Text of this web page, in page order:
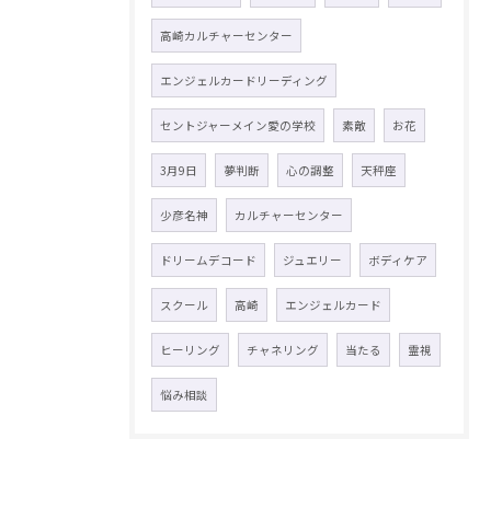
高崎カルチャーセンター
エンジェルカードリーディング
セントジャーメイン愛の学校 素敵 お花
3月9日 夢判断 心の調整 天秤座
少彦名神 カルチャーセンター
ドリームデコード ジュエリー ボディケア
スクール 高崎 エンジェルカード
ヒーリング チャネリング 当たる 霊視
悩み相談